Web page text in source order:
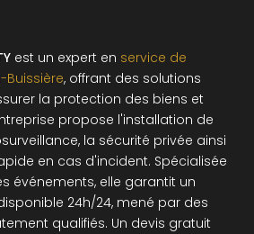
est un expert en service de
, offrant des solutions
la protection des biens et
propose l'installation de
la sécurité privée ainsi
en cas d'incident. Spécialisée
événements, elle garantit un
24h/24, mené par des
qualifiés. Un devis gratuit